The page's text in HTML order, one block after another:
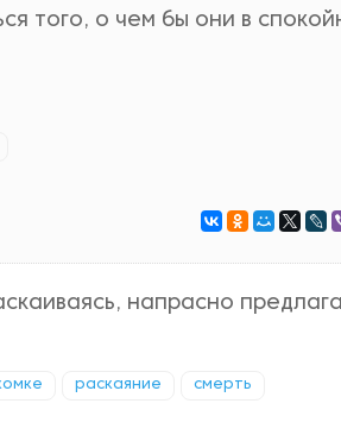
того, о чем бы они в
напрасно
раскаяние смерть